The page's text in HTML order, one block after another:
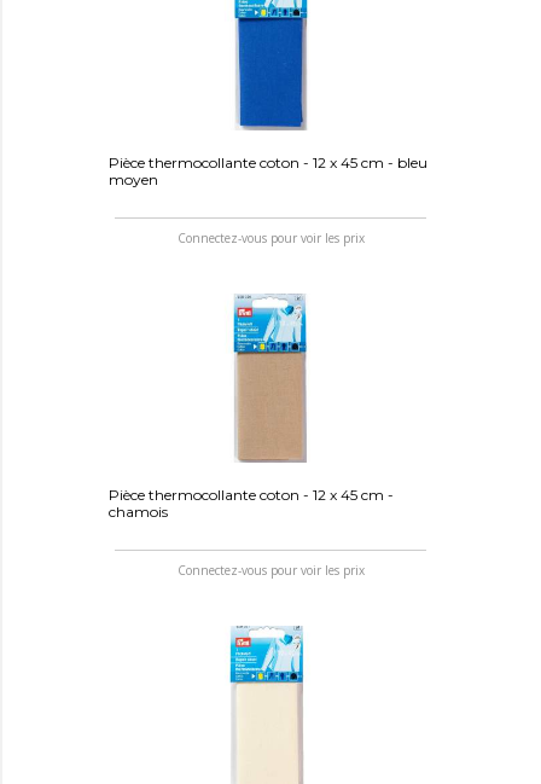
Pièce thermocollante coton - 12 x 45 cm - bleu
moyen
Connectez-vous pour voir les prix
Pièce thermocollante coton - 12 x 45 cm -
chamois
Connectez-vous pour voir les prix